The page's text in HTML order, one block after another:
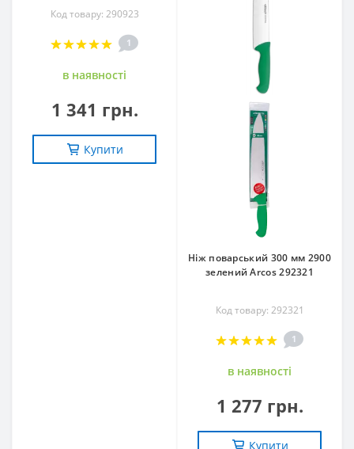
Код товару: 290923
1
в наявностi
1 341 грн.
Купити
Ніж поварський 300 мм 2900
зелений Arcos 292321
Код товару: 292321
1
в наявностi
1 277 грн.
Купити